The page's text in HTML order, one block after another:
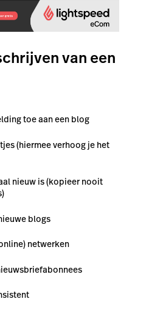
van een
toe aan een blog
(hiermee verhoog je het
nieuw is (kopieer nooit
blogs
netwerken